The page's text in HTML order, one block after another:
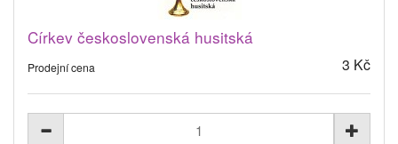
Církev československá husitská
Prodejní cena 3 Kč